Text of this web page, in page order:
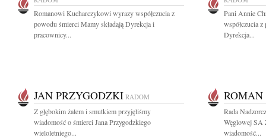
Romanowi Kucharczykowi wyrazy współczucia z
powodu śmierci Mamy składają Dyrekcja i
pracownicy...
Pani Annie
współczucia
Dyrekcja...
JAN PRZYGODZKI RADOM
Z głębokim żalem i smutkiem przyjęliśmy
wiadomość o śmierci Jana Przygodzkiego
wieloletniego...
ROMAN
Rada
Węglowej SA
wiadomość...